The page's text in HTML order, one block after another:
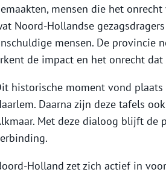
mensen die het
Noord-Hollandse
mensen. De provincie
de impact en het onrecht
historische moment vond
Daarna zijn deze tafels
Met deze dialoog blijft de
Holland zet zich actief in